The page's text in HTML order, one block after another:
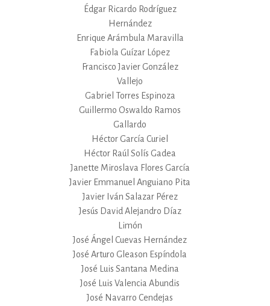
Édgar Ricardo Rodríguez
Hernández
Enrique Arámbula Maravilla
Fabiola Guízar López
Francisco Javier González
Vallejo
Gabriel Torres Espinoza
Guillermo Oswaldo Ramos
Gallardo
Héctor García Curiel
Héctor Raúl Solís Gadea
Janette Miroslava Flores García
Javier Emmanuel Anguiano Pita
Javier Iván Salazar Pérez
Jesús David Alejandro Díaz
Limón
José Ángel Cuevas Hernández
José Arturo Gleason Espíndola
José Luis Santana Medina
José Luis Valencia Abundis
José Navarro Cendejas